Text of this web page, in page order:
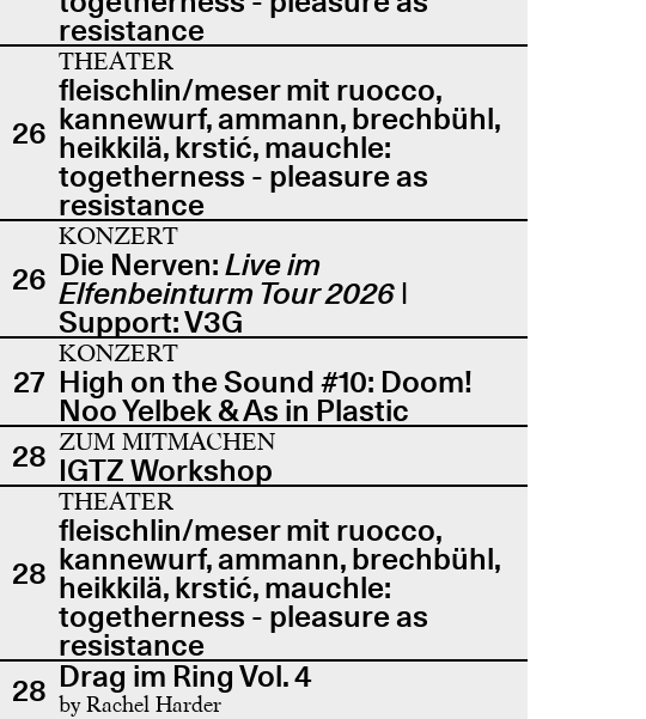
resistance
26
THEATER
fleischlin/meser mit ruocco,
kannewurf, ammann, brechbühl,
heikkilä, krstić, mauchle:
togetherness - pleasure as
resistance
26
KONZERT
Die Nerven:Live im
Elfenbeinturm Tour 2026 |
Support: V3G
27
KONZERT
High on the Sound #10: Doom!
Noo Yelbek & As in Plastic
28 ZUM MITMACHEN
IGTZ Workshop
28
THEATER
fleischlin/meser mit ruocco,
kannewurf, ammann, brechbühl,
heikkilä, krstić, mauchle:
togetherness - pleasure as
resistance
28 Drag im Ring Vol. 4
by Rachel Harder